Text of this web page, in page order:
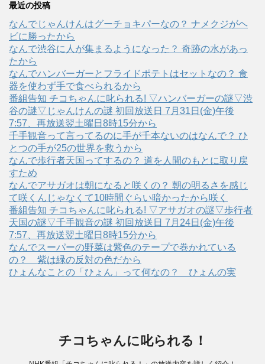
最近の投稿
なんでじゃんけんはグーチョキパーなの？ ナメクジがヘ
ビに勝ったから
なんで渋谷に人が集まるようになった？ 奇跡の水があっ
たから
なんでハンバーガーとフライドポテトはセットなの？ 食
器を使わず手で食べられるから
番組告知 チコちゃんに叱られる! ▽ハンバーガーの謎▽渋
谷の謎▽じゃんけんの謎 初回放送日 7月31日(金)午後
7:57、再放送翌土曜日8時15分から
千手観音って言ってるのに手が千本ないのはなんで？ ひ
とつの手が25の世界を救うから
なんで歩行者天国ってするの？ 道を人間のもとに取り戻
すため
なんでアサガオは朝になると咲くの？ 朝の明るさを感じ
て咲くんじゃなくて10時間ぐらい暗かったから咲く
番組告知 チコちゃんに叱られる! ▽アサガオの謎▽歩行者
天国の謎▽千手観音の謎 初回放送日 7月24日(金)午後
7:57、再放送翌土曜日8時15分から
なんでスーパーの野菜は紫色のテープで巻かれている
の？ 紫は緑の反対の色だから
ひょんなことの「ひょん」って何なの？ ひょんの実
チコちゃんに叱られる！